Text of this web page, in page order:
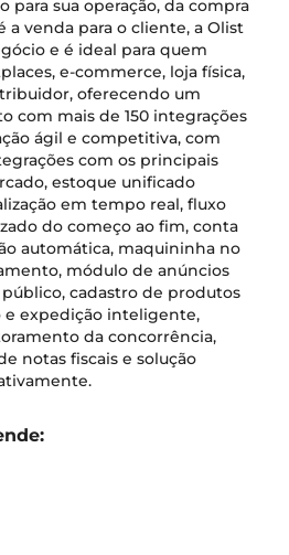
para sua operação, da compra
a venda para o cliente, a Olist
e é ideal para quem
e-commerce, loja física,
oferecendo um
com mais de 150 integrações
ágil e competitiva, com
com os principais
estoque unificado
em tempo real, fluxo
do começo ao fim, conta
automática, maquininha no
módulo de anúncios
cadastro de produtos
e expedição inteligente,
da concorrência,
notas fiscais e solução